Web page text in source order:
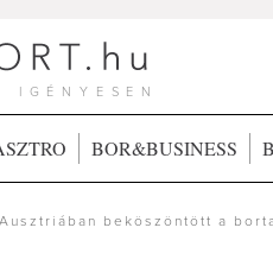
IGÉNYESEN
BOR&BUSINESS
Ausztriában beköszöntött a